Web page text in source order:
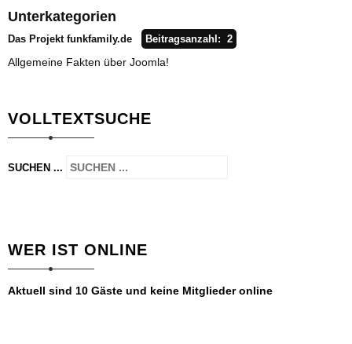
Unterkategorien
Das Projekt funkfamily.de Beitragsanzahl: 2
Allgemeine Fakten über Joomla!
VOLLTEXTSUCHE
SUCHEN ...
WER IST ONLINE
Aktuell sind 10 Gäste und keine Mitglieder online